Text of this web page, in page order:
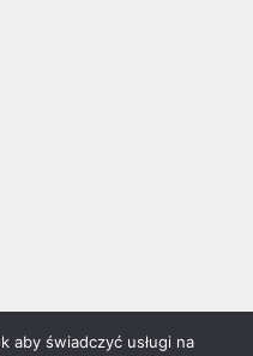
Zalas
aby świadczyć usługi na